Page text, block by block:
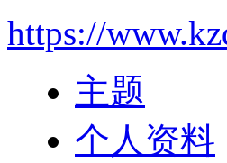
https://
主题
个人资料